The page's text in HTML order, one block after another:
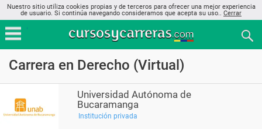
Nuestro sitio utiliza cookies propias y de terceros para ofrecer una mejor experiencia
de usuario. Si continúa navegando consideramos que acepta su uso.. Cerrar
Carrera en Derecho (Virtual)
Universidad Autónoma de
Bucaramanga
Institución privada